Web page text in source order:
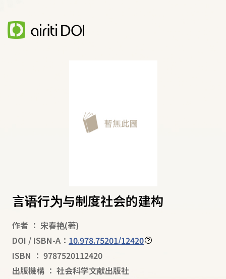
言语行为与制度社会的建构
作者 ： 宋春艳(著)
DOI / ISBN-A： 10.978.75201/12420
ISBN ： 9787520112420
出版機構 ： 社会科学文献出版社